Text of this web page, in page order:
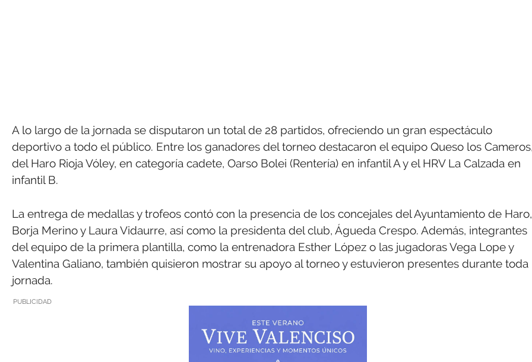
A lo largo de la jornada se disputaron un total de 28 partidos, ofreciendo un gran espectáculo
deportivo a todo el público. Entre los ganadores del torneo destacaron el equipo Queso los
del Haro Rioja Vóley, en categoría cadete, Oarso Bolei (Rentería) en infantil A y el HRV La Calzada en
infantil B.
La entrega de medallas y trofeos contó con la presencia de los concejales del Ayuntamiento de Haro,
Borja Merino y Laura Vidaurre, así como la presidenta del club, Águeda Crespo. Además, integrantes
del equipo de la primera plantilla, como la entrenadora Esther López o las jugadoras Vega Lope y
Valentina Galiano, también quisieron mostrar su apoyo al torneo y estuvieron presentes durante toda
jornada.
PUBLICIDAD